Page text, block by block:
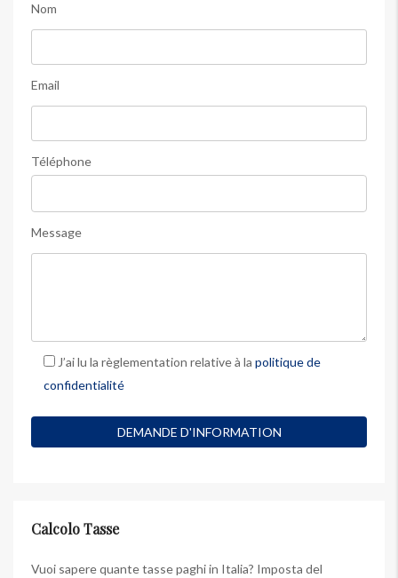
Nom
Email
Téléphone
Message
J’ai lu la règlementation relative à la politique de
confidentialité
Calcolo Tasse
Vuoi sapere quante tasse paghi in Italia? Imposta del